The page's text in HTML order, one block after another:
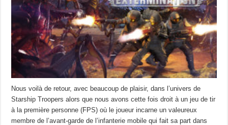
Nous voilà de retour, avec beaucoup de plaisir, dans l’univers de
Starship Troopers alors que nous avons cette fois droit à un jeu de tir
à la première personne (FPS) où le joueur incarne un valeureux
membre de l’avant-garde de l’infanterie mobile qui fait sa part dans